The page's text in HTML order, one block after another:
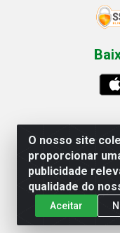
O nosso site
proporcionar
publicidade
qualidade do
Aceitar